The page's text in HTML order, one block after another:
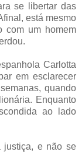
se libertar das
está mesmo
com um homem
Carlotta
em esclarecer
quando
Enquanto
ao lado
justiça, e não se